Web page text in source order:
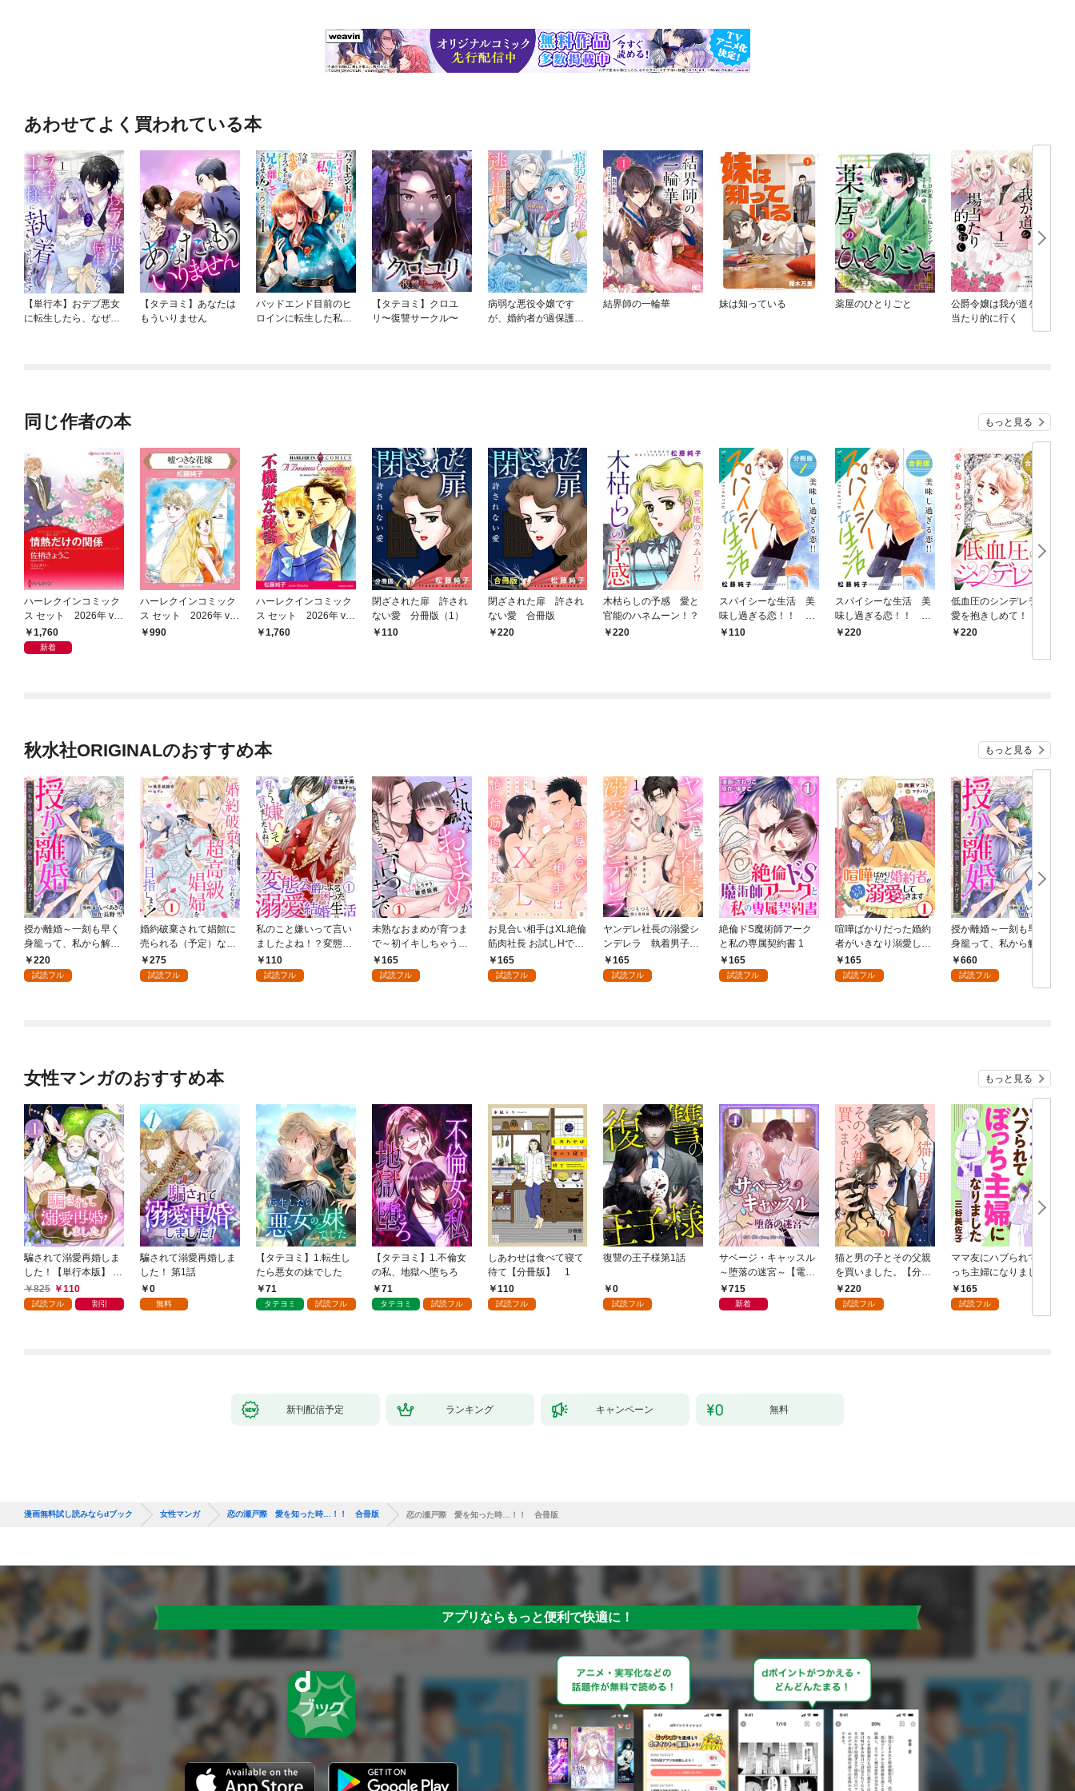
あわせてよく買われている本
【単行本】おデブ悪女
に転生したら、なぜか
【タテヨミ】あなたは
もういりません
バッドエンド目前のヒ
ロインに転生した私、
【タテヨミ】クロユ
リ〜復讐サークル〜
病弱な悪役令嬢です
が、婚約者が過保護す
結界師の一輪華 妹は知っている 薬屋のひとりごと
公爵令嬢は我が道を場
当たり的に行く
同じ作者の本 もっと見る
ハーレクインコミック
ス セット 2026年 vo
l.1082
1,760
新着
ハーレクインコミック
ス セット 2026年 vo
l.806
990
ハーレクインコミック
ス セット 2026年 vo
l.917
1,760
閉ざされた扉 許され
ない愛 分冊版（1）
110
閉ざされた扉 許され
ない愛 合冊版
220
木枯らしの予感 愛と
官能のハネムーン！？
220
スパイシーな生活 美
味し過ぎる恋！！ 分
冊版（1）
110
スパイシーな生活 美
味し過ぎる恋！！ 合
冊版220
低血圧のシンデレラ
愛を抱きしめて！ 合
冊版220
秋水社ORIGINALのおすすめ本 もっと見る
授か離婚～一刻も早く
身籠って、私から解放
してさしあげます！1
220
試読フル
婚約破棄されて娼館に
売られる（予定）なの
で、超高級娼婦を目指
します！1
275
試読フル
私のこと嫌いって言い
ましたよね！？変態公
爵による困った溺愛結
婚生活 1
110
試読フル
未熟なおまめが育つま
で～初イキしちゃう敏
感指導～1
165
試読フル
お見合い相手はXL絶倫
筋肉社長 お試しHで気
絶寸前の絶頂快感！？
1【電子書店限定特典
165
試読フル
ヤンデレ社長の溺愛シ
ンデレラ 執着男子が
見つけた本物の恋 1
165
試読フル
絶倫ドS魔術師アーク
と私の専属契約書 1
165
試読フル
喧嘩ばかりだった婚約
者がいきなり溺愛して
きます1
165
試読フル
授か離婚～一刻も早く
身籠って、私から解放
してさしあげます！
【合冊版】1
660
試読フル
女性マンガのおすすめ本 もっと見る
騙されて溺愛再婚しま
した！【単行本版】 1
巻825 110
試読フル 割引
騙されて溺愛再婚しま
した！ 第1話
0
無料
【タテヨミ】1.転生し
たら悪女の妹でした
71
タテヨミ 試読フル
【タテヨミ】1.不倫女
の私、地獄へ堕ちろ
71
タテヨミ 試読フル
しあわせは食べて寝て
待て【分冊版】 1
110
試読フル
復讐の王子様第1話
0
試読フル
サベージ・キャッスル
～堕落の迷宮～【電子
単行本版】 第1巻
715
新着
猫と男の子とその父親
を買いました。【分冊
版】 1
220
試読フル
ママ友にハブられてぼ
っち主婦になりました
【分冊版】 1
165
試読フル
新刊配信予定 ランキング キャンペーン 無料
漫画無料試し読みならdブック 女性マンガ 恋の瀬戸際 愛を知った時…！！ 合冊版 恋の瀬戸際 愛を知った時…！！ 合冊版
アプリならもっと便利で快適に！